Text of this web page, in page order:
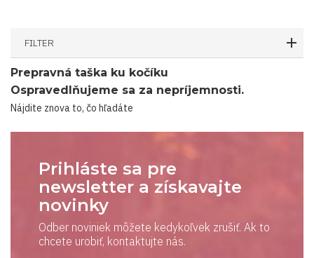
FILTER
Prepravná taška ku kočíku
Ospravedlňujeme sa za nepríjemnosti.
Nájdite znova to, čo hľadáte
Prihláste sa pre
newsletter a získavajte
novinky
Odber noviniek môžete kedykoľvek zrušiť. Ak to
chcete urobiť, kontaktujte nás.